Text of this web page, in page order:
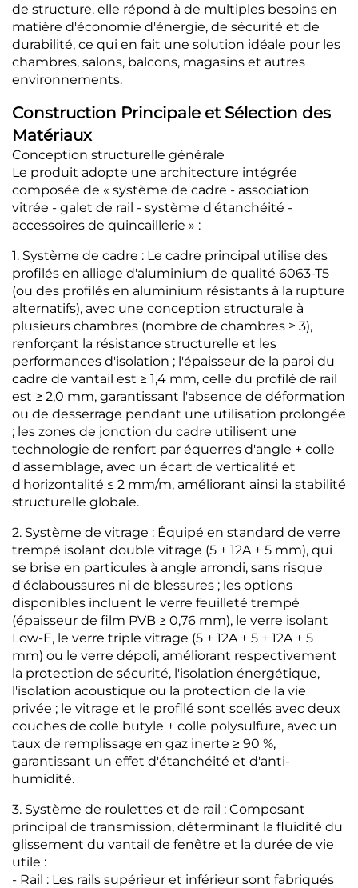
de structure, elle répond à de multiples besoins en
matière d'économie d'énergie, de sécurité et de
durabilité, ce qui en fait une solution idéale pour les
chambres, salons, balcons, magasins et autres
environnements.
Construction Principale et Sélection des
Matériaux
Conception structurelle générale
Le produit adopte une architecture intégrée
composée de « système de cadre - association
vitrée - galet de rail - système d'étanchéité -
accessoires de quincaillerie » :
1. Système de cadre : Le cadre principal utilise des
profilés en alliage d'aluminium de qualité 6063-T5
(ou des profilés en aluminium résistants à la rupture
alternatifs), avec une conception structurale à
plusieurs chambres (nombre de chambres ≥ 3),
renforçant la résistance structurelle et les
performances d'isolation ; l'épaisseur de la paroi du
cadre de vantail est ≥ 1,4 mm, celle du profilé de rail
est ≥ 2,0 mm, garantissant l'absence de déformation
ou de desserrage pendant une utilisation prolongée
; les zones de jonction du cadre utilisent une
technologie de renfort par équerres d'angle + colle
d'assemblage, avec un écart de verticalité et
d'horizontalité ≤ 2 mm/m, améliorant ainsi la stabilité
structurelle globale.
2. Système de vitrage : Équipé en standard de verre
trempé isolant double vitrage (5 + 12A + 5 mm), qui
se brise en particules à angle arrondi, sans risque
d'éclaboussures ni de blessures ; les options
disponibles incluent le verre feuilleté trempé
(épaisseur de film PVB ≥ 0,76 mm), le verre isolant
Low-E, le verre triple vitrage (5 + 12A + 5 + 12A + 5
mm) ou le verre dépoli, améliorant respectivement
la protection de sécurité, l'isolation énergétique,
l'isolation acoustique ou la protection de la vie
privée ; le vitrage et le profilé sont scellés avec deux
couches de colle butyle + colle polysulfure, avec un
taux de remplissage en gaz inerte ≥ 90 %,
garantissant un effet d'étanchéité et d'anti-
humidité.
3. Système de roulettes et de rail : Composant
principal de transmission, déterminant la fluidité du
glissement du vantail de fenêtre et la durée de vie
utile :
- Rail : Les rails supérieur et inférieur sont fabriqués